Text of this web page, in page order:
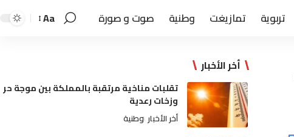
تربوية تمازيغت وطنية صوت و صورة Aa
أخر الأخبار
تقلبات مناخية مرتقبة بالمملكة بين موجة حر
وزخات رعدية
أخر الأخبار وطنية